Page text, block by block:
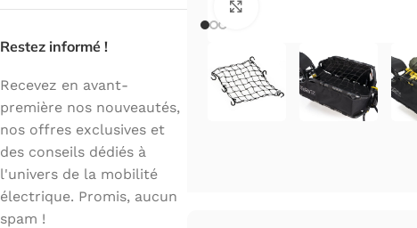
Restez informé !
Recevez en avant-
première nos nouveautés,
nos offres exclusives et
des conseils dédiés à
l'univers de la mobilité
électrique. Promis, aucun
spam !